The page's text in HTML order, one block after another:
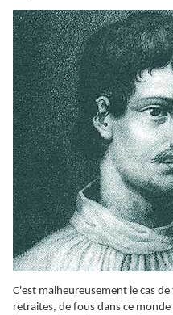
C'est malheureusement le cas
retraites, de fous dans ce